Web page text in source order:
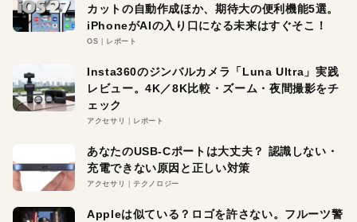
カットの自動作成ほか、期待大の便利機能5選。
iPhoneがAIの入り口になる未来はすぐそこ！
OS レポート
Insta360のジンバルカメラ「Luna Ultra」実践
レビュー。4K／8K比較・ズーム・夜間撮影をチ
ェック
アクセサリ レポート
あなたのUSB-Cポートは大丈夫？ 認識しない・
充電できない原因と正しい対策
アクセサリ テクノロジー
Appleは似ている？ロゴを許さない。フルーツ警